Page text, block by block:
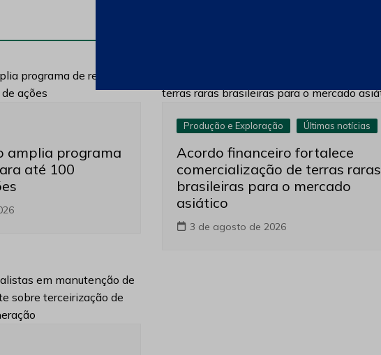
amplia programa
até 100
Produção e Exploração Últimas notícias
Acordo financeiro fortalece
comercialização de terras raras
brasileiras para o mercado
asiático
3 de agosto de 2026